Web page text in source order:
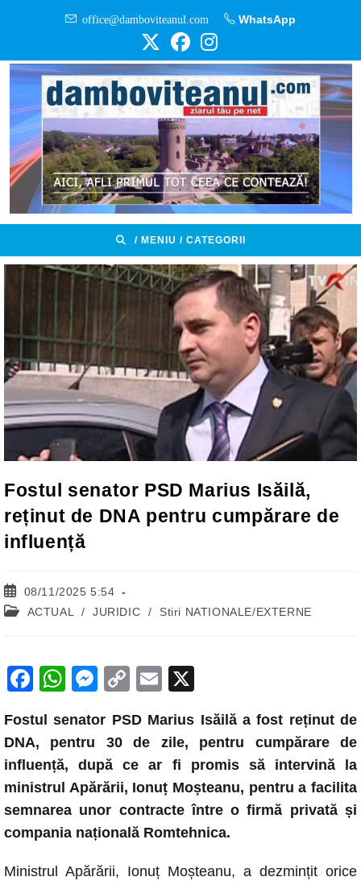
office@damboviteanul.com WhatsApp
/ MENIU / CATEGORII
Fostul senator PSD Marius Isăilă,
reținut de DNA pentru cumpărare de
influență
Post
published:
08/11/2025 5:54
Post ACTUAL / JURIDIC / Stiri NATIONALE/EXTERNE
F
c
e
b
o
o
k
W
at
s
A
p
p
M
ss
e
n
g
er
C
p
y
Li
n
k
E
ail
Fostul senator PSD Marius Isăilă a fost reținut de
DNA, pentru 30 de zile, pentru cumpărare de
influență, după ce ar fi promis să intervină la
ministrul Apărării, Ionuț Moșteanu, pentru a facilita
semnarea unor contracte între o firmă privată și
compania națională Romtehnica.
Ministrul Apărării, Ionuț Moșteanu, a dezmințit orice